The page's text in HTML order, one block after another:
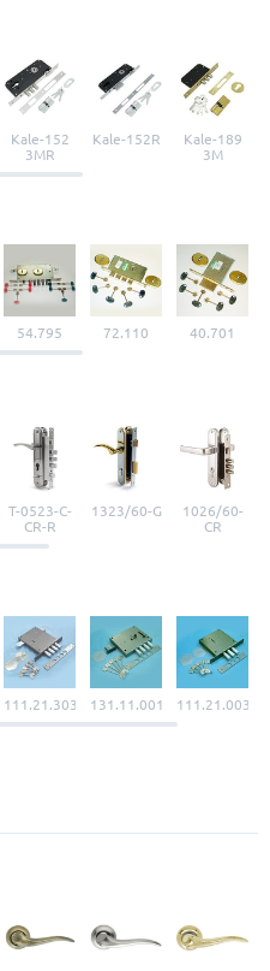
Kale-152
3MR
Kale-152R
Kale-189
3M
54.795 72.110 40.701
Т-0523-С-
CR-R
1323/60-G
1026/60-
CR
111.21.303 131.11.001 111.21.003